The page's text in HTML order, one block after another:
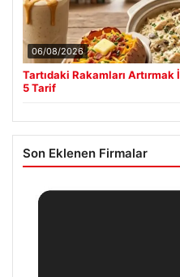
06/08/2026
Tartıdaki Rakamları
5 Tarif
Son Eklenen Firmalar